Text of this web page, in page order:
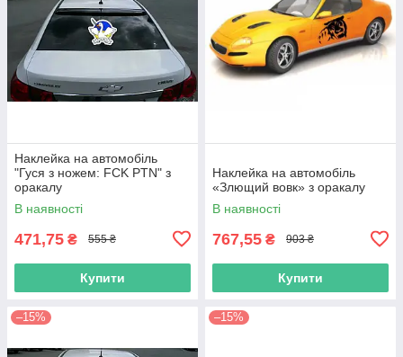
Наклейка на автомобіль
"Гуся з ножем: FCK PTN" з
оракалу
В наявності
471,75 ₴ 555 ₴
Купити
Наклейка на автомобіль
«Злющий вовк» з оракалу
В наявності
767,55 ₴ 903 ₴
Купити
–15% –15%